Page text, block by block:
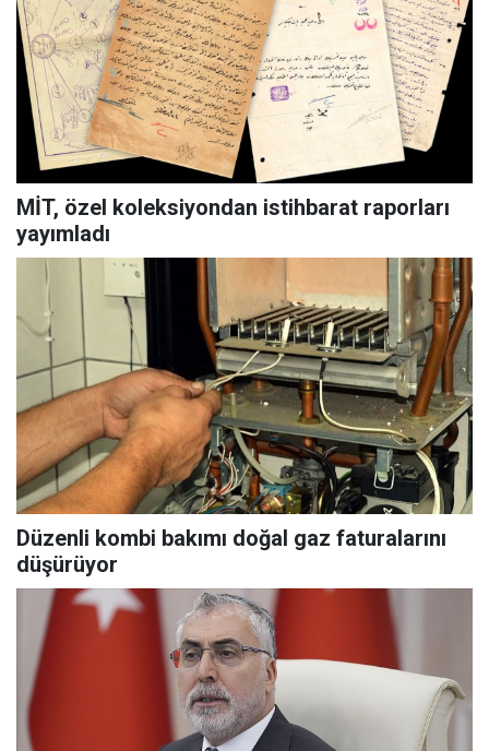
MİT, özel koleksiyondan istihbarat raporları
yayımladı
Düzenli kombi bakımı doğal gaz faturalarını
düşürüyor